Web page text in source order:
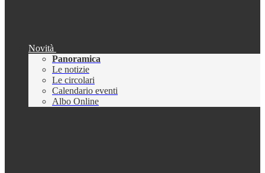
Novità
Panoramica
Le notizie
Le circolari
Calendario eventi
Albo Online